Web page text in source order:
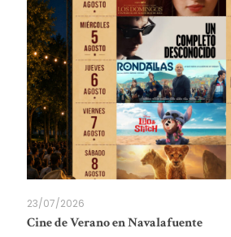
23/07/2026
Cine de Verano en Navalafuente